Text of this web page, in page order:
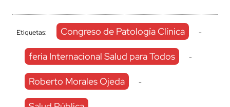
Etiquetas: Congreso de Patología Clínica -
feria Internacional Salud para Todos -
Roberto Morales Ojeda -